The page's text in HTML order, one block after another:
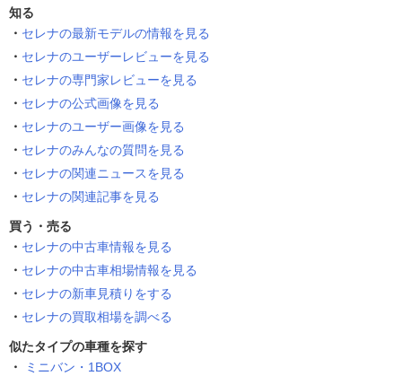
知る
セレナの最新モデルの情報を見る
セレナのユーザーレビューを見る
セレナの専門家レビューを見る
セレナの公式画像を見る
セレナのユーザー画像を見る
セレナのみんなの質問を見る
セレナの関連ニュースを見る
セレナの関連記事を見る
買う・売る
セレナの中古車情報を見る
セレナの中古車相場情報を見る
セレナの新車見積りをする
セレナの買取相場を調べる
似たタイプの車種を探す
ミニバン・1BOX